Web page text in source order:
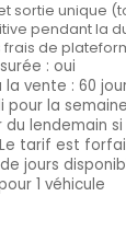
sortie unique
pendant la
frais de
: oui
vente : 60
pour la
lendemain
tarif est
jours
1 véhicule